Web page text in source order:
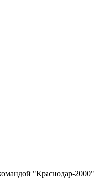
"Краснодар-2000"